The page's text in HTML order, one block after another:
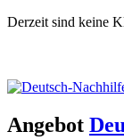
Derzeit sind keine
Angebot